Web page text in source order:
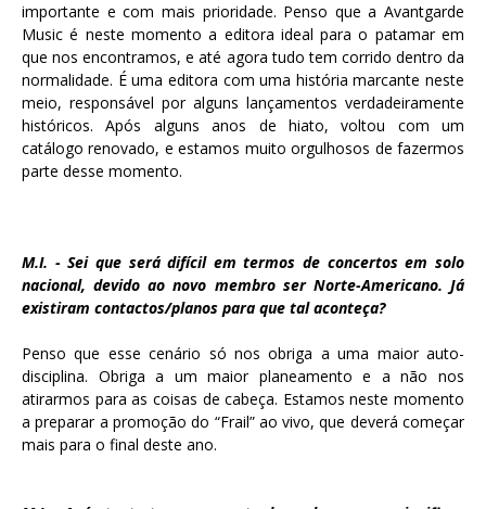
importante e com mais prioridade. Penso que a Avantgarde
Music é neste momento a editora ideal para o patamar em
que nos encontramos, e até agora tudo tem corrido dentro da
normalidade. É uma editora com uma história marcante neste
meio, responsável por alguns lançamentos verdadeiramente
históricos. Após alguns anos de hiato, voltou com um
catálogo renovado, e estamos muito orgulhosos de fazermos
parte desse momento.
M.I. - Sei que será difícil em termos de concertos em solo
nacional, devido ao novo membro ser Norte-Americano. Já
existiram contactos/planos para que tal aconteça?
Penso que esse cenário só nos obriga a uma maior auto-
disciplina. Obriga a um maior planeamento e a não nos
atirarmos para as coisas de cabeça. Estamos neste momento
a preparar a promoção do “Frail” ao vivo, que deverá começar
mais para o final deste ano.